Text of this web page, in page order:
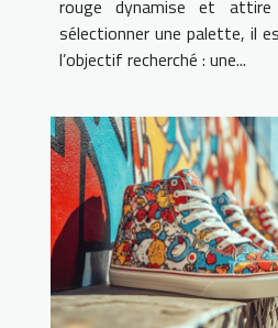
rouge dynamise et
sélectionner une palette, il
l’objectif recherché : une...